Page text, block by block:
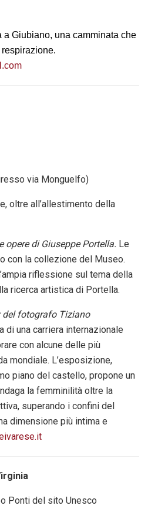
a Giubiano, una camminata che
via Monguelfo)
oltre all’allestimento della
opere di Giuseppe Portella. Le
con la collezione del Museo.
riflessione sul tema della
ricerca artistica di Portella.
del fotografo Tiziano
di una carriera internazionale
con alcune delle più
mondiale. L’esposizione,
piano del castello, propone un
la femminilità oltre la
superando i confini del
dimensione più intima e
Ponti del sito Unesco